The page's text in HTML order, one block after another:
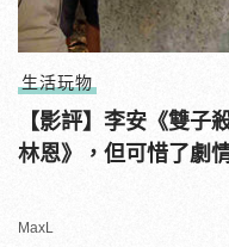
生活玩物
【影評】李安《雙子
林恩》，但可惜了劇
MaxL